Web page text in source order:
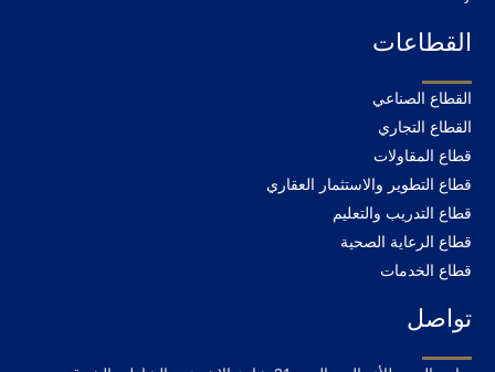
القطاعات
القطاع الصناعي
القطاع التجاري
قطاع المقاولات
قطاع التطوير والاستثمار العقاري
قطاع التدريب والتعليم
قطاع الرعاية الصحية
قطاع الخدمات
تواصل